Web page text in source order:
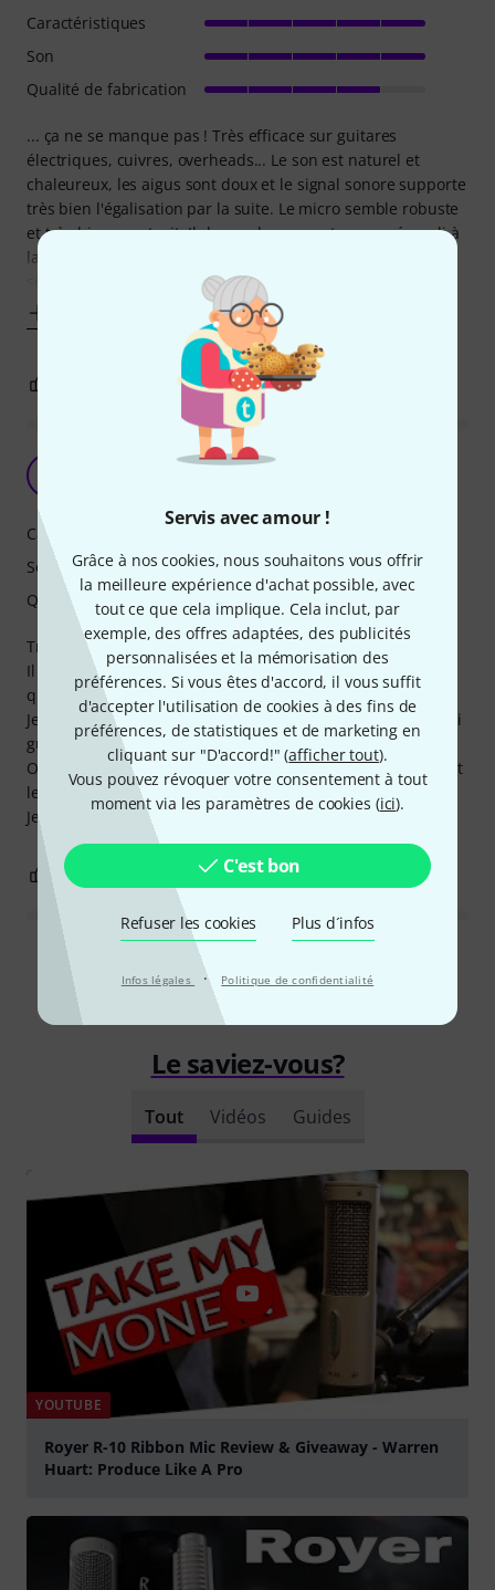
Servis avec amour !
Grâce à nos cookies, nous souhaitons vous offrir
la meilleure expérience d'achat possible, avec
tout ce que cela implique. Cela inclut, par
exemple, des offres adaptées, des publicités
personnalisées et la mémorisation des
préférences. Si vous êtes d'accord, il vous suffit
d'accepter l'utilisation de cookies à des fins de
préférences, de statistiques et de marketing en
cliquant sur "D'accord!" (afficher tout).
Vous pouvez révoquer votre consentement à tout
moment via les paramètres de cookies (ici).
C'est bon
Refuser les cookies Plus d´infos
Infos légales · Politique de confidentialité
... ça ne se manque pas ! Très efficace sur guitares
électriques, cuivres, overheads... Le son est naturel et
chaleureux, les aigus sont doux et le signal sonore supporte
très bien l'égalisation par la suite. Le micro semble robuste
et très bien construit. Il demande par contre un préampli à
la hauteur, avec une bonne réserve de gain. Je l'utilise
Caractéristiques
Son
Qualité de fabrication
SIGNALER L'ÉVALUATION
Un bon micro Ruban abordable
Très chouette micro Ruban.
Il donne une impression de solidité vu son poids et sa
qualité de fabrication.
Je l'ai testé sur plusieurs sources, guitare acoustique, ampli
guitare, kick, overhead... Tout fonctionne.
On a un super rendu naturel de la source original avec tout
le spectre.
Je n'ai qu'une envie..... m'acheter un couple .
Caractéristiques
Son
Qualité de fabrication
SIGNALER L'ÉVALUATION
Lire toutes les évaluations
Le saviez-vous?
Tout Vidéos Guides
YOUTUBE
Royer R-10 Ribbon Mic Review & Giveaway - Warren
Huart: Produce Like A Pro